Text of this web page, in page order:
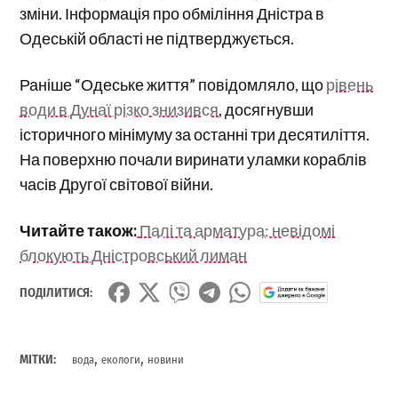
зміни. Інформація про обміління Дністра в
Одеській області не підтверджується.
Раніше “Одеське життя” повідомляло, щорівень
води в Дунаї різко знизився, досягнувши
історичного мінімуму за останні три десятиліття.
На поверхню почали виринати уламки кораблів
часів Другої світової війни.
Читайте також:Палі та арматура: невідомі
блокують Дністровський лиман
ПОДІЛИТИСЯ:
МІТКИ: вода,екологи, новини